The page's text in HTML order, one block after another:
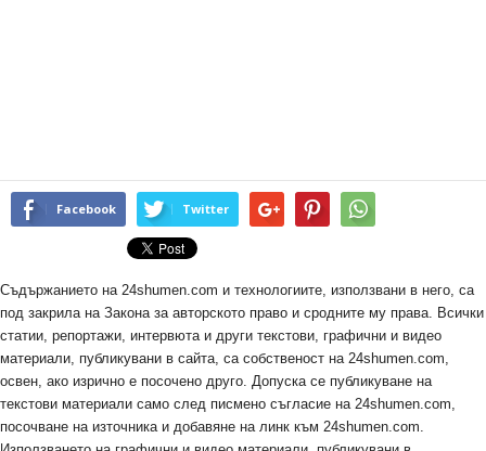
Facebook Twitter
Съдържанието на 24shumen.com и технологиите, използвани в него, са
под закрила на Закона за авторското право и сродните му права. Всички
статии, репортажи, интервюта и други текстови, графични и видео
материали, публикувани в сайта, са собственост на 24shumen.com,
освен, ако изрично е посочено друго. Допуска се публикуване на
текстови материали само след писмено съгласие на 24shumen.com,
посочване на източника и добавяне на линк към 24shumen.com.